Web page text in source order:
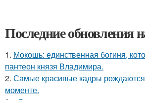
Последние обновления
1. Мокошь: единственная богиня,
пантеон князя Владимира.
2. Самые красивые кадры рождаются
моменте.